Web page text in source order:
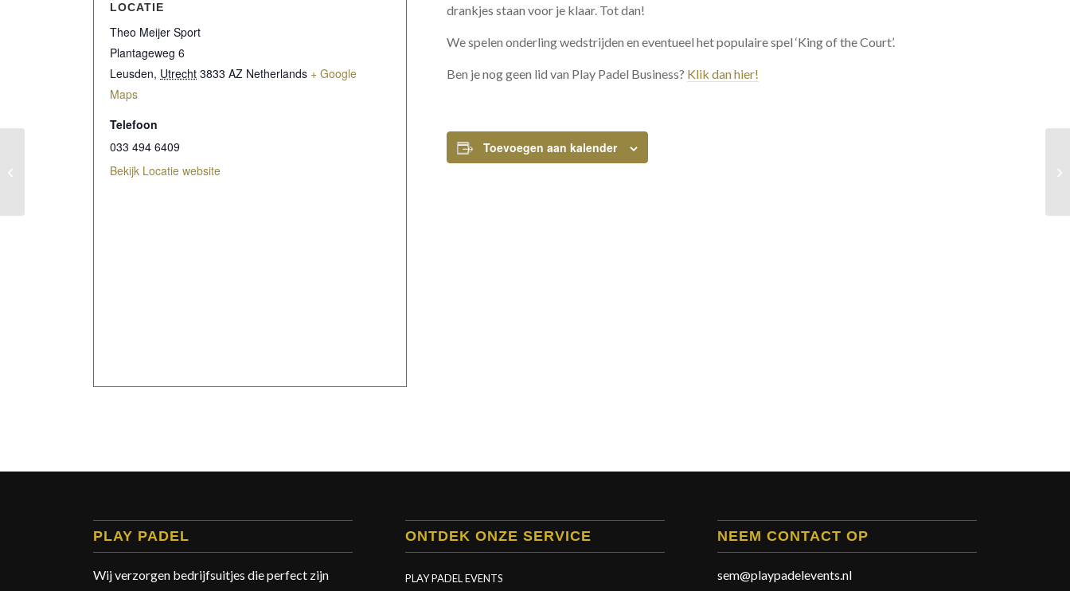
drankjes staan voor je klaar. Tot dan!
We spelen onderling wedstrijden en eventueel het populaire spel ‘King of the Court’.
Ben je nog geen lid van Play Padel Business? Klik dan hier!
Toevoegen aan kalender
LOCATIE
Theo Meijer Sport
Plantageweg 6
Leusden, Utrecht 3833 AZ Netherlands + Google
Maps
Telefoon
033 494 6409
Bekijk Locatie website
PLAY PADEL
Wij verzorgen bedrijfsuitjes die perfect zijn
ONTDEK ONZE SERVICE
PLAY PADEL EVENTS
NEEM CONTACT OP
sem@playpadelevents.nl
Summer Event incl.
Clinic met Spaanse